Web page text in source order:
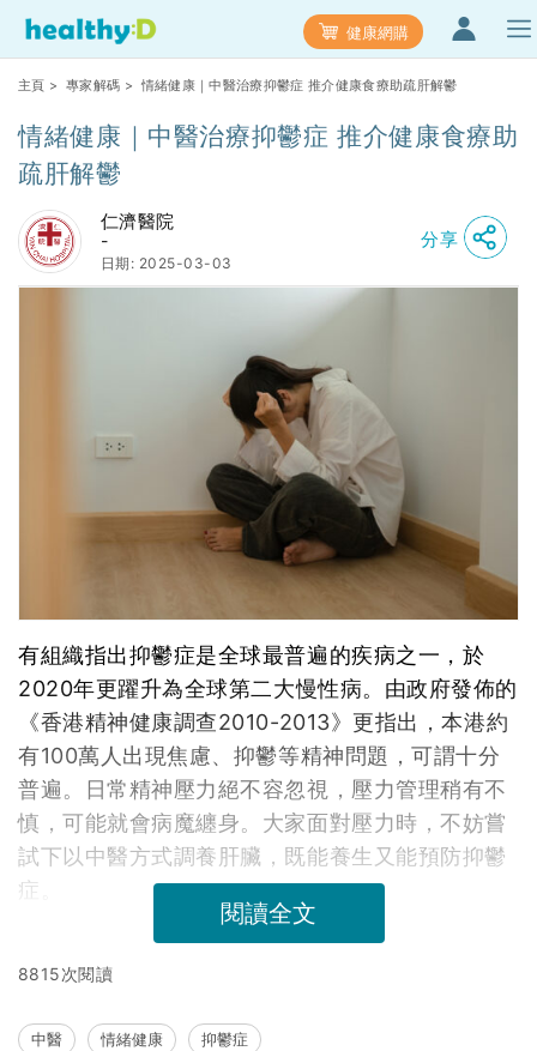
健康網購
主頁 > 專家解碼 > 情緒健康｜中醫治療抑鬱症 推介健康食療助疏肝解鬱
情緒健康｜中醫治療抑鬱症 推介健康食療助
疏肝解鬱
仁濟醫院
-
日期: 2025-03-03
分享
有組織指出抑鬱症是全球最普遍的疾病之一，於
2020年更躍升為全球第二大慢性病。由政府發佈的
《香港精神健康調查2010-2013》更指出，本港約
有100萬人出現焦慮、抑鬱等精神問題，可謂十分
普遍。日常精神壓力絕不容忽視，壓力管理稍有不
慎，可能就會病魔纏身。大家面對壓力時，不妨嘗
試下以中醫方式調養肝臟，既能養生又能預防抑鬱
症。
閱讀全文
8815次閱讀
中醫 情緒健康 抑鬱症